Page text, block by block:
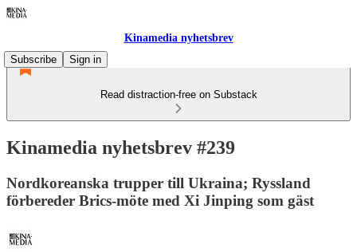
Kinamedia nyhetsbrev
Subscribe
Sign in
Read distraction-free on Substack
Kinamedia nyhetsbrev #239
Nordkoreanska trupper till Ukraina; Ryssland
förbereder Brics-möte med Xi Jinping som gäst